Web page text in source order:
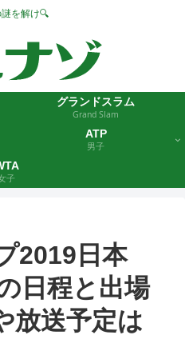
を解け🔍
グランドスラム
Grand Slam
ATP
男子
子
2019日本
日程と出場
放送予定は